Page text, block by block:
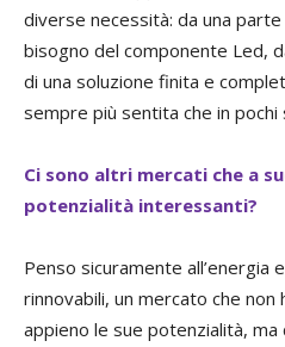
diverse necessità: da una
bisogno del componente Led,
di una soluzione finita e
sempre più sentita che in
Ci sono altri mercati che a
potenzialità interessanti?
Penso sicuramente all’energia
rinnovabili, un mercato che non
appieno le sue potenzialità, ma